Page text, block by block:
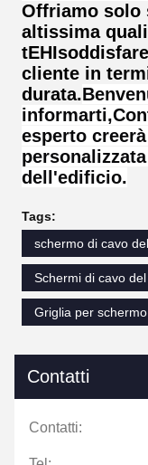
Offriamo solo
altissima
tEHI
cliente in
durata.
informarti,
esperto
dell'edificio.
Tags:
schermo di cavo
Schermi di cavo
Griglia per
Contatti
Contatti: